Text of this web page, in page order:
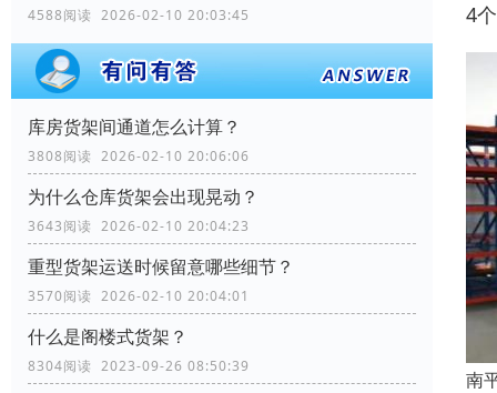
4588阅读 2026-02-10 20:03:45
库房货架间通道怎么计算？
3808阅读 2026-02-10 20:06:06
为什么仓库货架会出现晃动？
3643阅读 2026-02-10 20:04:23
重型货架运送时候留意哪些细节？
3570阅读 2026-02-10 20:04:01
什么是阁楼式货架？
8304阅读 2023-09-26 08:50:39
4
南